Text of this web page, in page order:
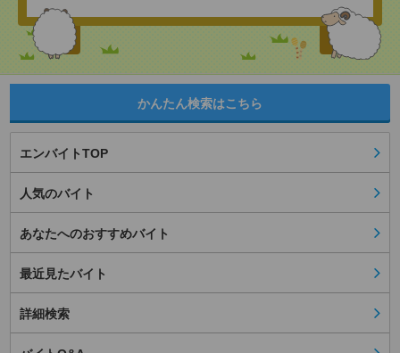
かんたん検索はこちら
エンバイトTOP
人気のバイト
あなたへのおすすめバイト
最近見たバイト
詳細検索